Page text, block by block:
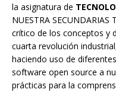
la asignatura de
NUESTRA
crítico de los conceptos y
cuarta revolución
haciendo uso de
software open source a
prácticas para la